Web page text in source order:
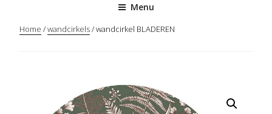
Menu
Home /wandcirkels/ wandcirkel BLADEREN